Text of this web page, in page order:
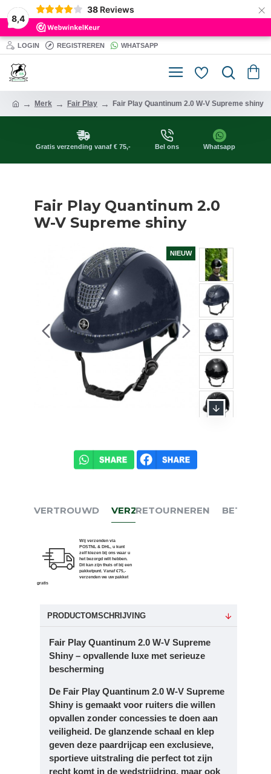
8,4
38 Reviews ×
LOGIN REGISTREREN WHATSAPP
Merk Fair Play Fair Play Quantinum 2.0 W-V Supreme shiny
Gratis verzending vanaf € 75,- Bel ons Whatsapp
Fair Play Quantinum 2.0
W-V Supreme shiny
NIEUW
VERTROUWD VERZENDEN
Wij verzenden via
POSTNL & DHL, u kunt
zelf kiezen bij ons waar u
het bezorgd wilt hebben.
Dit kan zijn thuis of bij een
pakketpunt. Vanaf €75,-
verzenden we uw pakket
gratis
RETOURNEREN BETALEN
PRODUCTOMSCHRIJVING
Fair Play Quantinum 2.0 W-V Supreme
Shiny – opvallende luxe met serieuze
bescherming
De Fair Play Quantinum 2.0 W-V Supreme
Shiny is gemaakt voor ruiters die willen
opvallen zonder concessies te doen aan
veiligheid. De glanzende schaal en klep
geven deze paardrijcap een exclusieve,
sportieve uitstraling die perfect tot zijn
recht komt in de wedstrijdring, maar ook